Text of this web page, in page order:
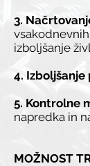
3.
izboljšanje
4.
5. Kontrolne
napredka in
MOŽNOST